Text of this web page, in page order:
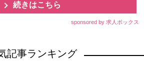
続きはこちら
sponsored by 求人ボックス
記事ランキング